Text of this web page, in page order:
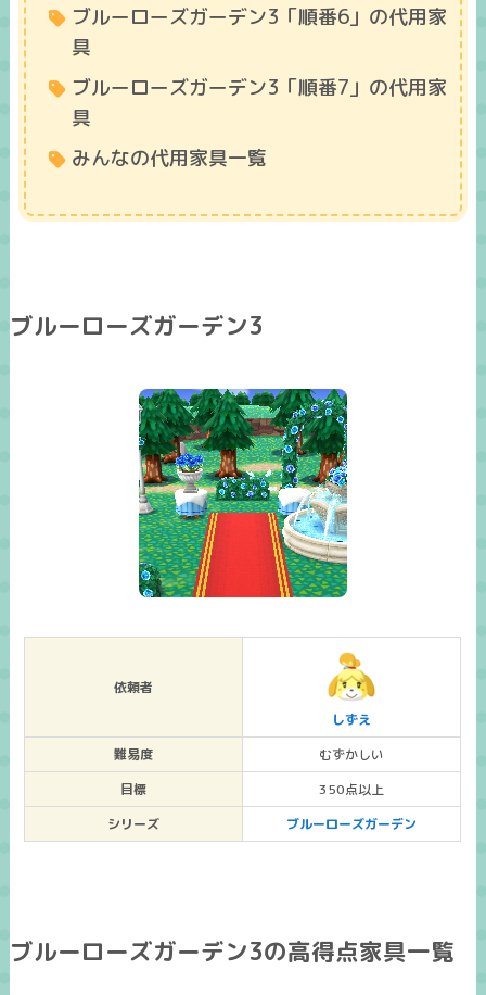
ブルーローズガーデン3「順番6」の代用家
具
ブルーローズガーデン3「順番7」の代用家
具
みんなの代用家具一覧
ブルーローズガーデン3
依頼者
しずえ
難易度
むずかしい
目標
350点以上
シリーズ
ブルーローズガーデン
ブルーローズガーデン3の高得点家具一覧